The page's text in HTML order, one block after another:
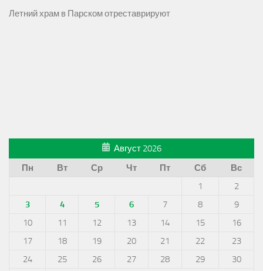
Летний храм в Парском отреставрируют
Август 2026
Пн
Вт Ср Чт Пт Сб
Вс
1
2
3
4 5 6 7 8
9
10
11 12 13 14 15
16
17
18 19 20 21 22
23
24
25 26 27 28 29
30